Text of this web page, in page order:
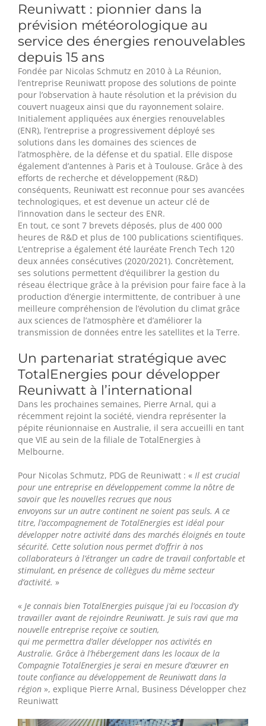
Reuniwatt : pionnier dans la
prévision météorologique au
service des énergies renouvelables
depuis 15 ans
Fondée par Nicolas Schmutz en 2010 à La Réunion,
l’entreprise Reuniwatt propose des solutions de pointe
pour l’observation à haute résolution et la prévision du
couvert nuageux ainsi que du rayonnement solaire.
Initialement appliquées aux énergies renouvelables
(ENR), l’entreprise a progressivement déployé ses
solutions dans les domaines des sciences de
l’atmosphère, de la défense et du spatial. Elle dispose
également d’antennes à Paris et à Toulouse. Grâce à des
efforts de recherche et développement (R&D)
conséquents, Reuniwatt est reconnue pour ses avancées
technologiques, et est devenue un acteur clé de
l’innovation dans le secteur des ENR.
En tout, ce sont 7 brevets déposés, plus de 400 000
heures de R&D et plus de 100 publications scientifiques.
L’entreprise a également été lauréate French Tech 120
deux années consécutives (2020/2021). Concrètement,
ses solutions permettent d’équilibrer la gestion du
réseau électrique grâce à la prévision pour faire face à la
production d’énergie intermittente, de contribuer à une
meilleure compréhension de l’évolution du climat grâce
aux sciences de l’atmosphère et d’améliorer la
transmission de données entre les satellites et la Terre.
Un partenariat stratégique avec
TotalEnergies pour développer
Reuniwatt à l’international
Dans les prochaines semaines, Pierre Arnal, qui a
récemment rejoint la société, viendra représenter la
pépite réunionnaise en Australie, il sera accueilli en tant
que VIE au sein de la filiale de TotalEnergies à
Melbourne.
Pour Nicolas Schmutz, PDG de Reuniwatt : «Il est crucial
pour une entreprise en développement comme la nôtre de
savoir que les nouvelles recrues que nous
envoyons sur un autre continent ne soient pas seuls. A ce
titre, l’accompagnement de TotalEnergies est idéal pour
développer notre activité dans des marchés éloignés en toute
sécurité. Cette solution nous permet d’offrir à nos
collaborateurs à l’étranger un cadre de travail confortable et
stimulant, en présence de collègues du même secteur
d’activité. »
« Je connais bien TotalEnergies puisque j’ai eu l’occasion d’y
travailler avant de rejoindre Reuniwatt. Je suis ravi que ma
nouvelle entreprise reçoive ce soutien,
qui me permettra d’aller développer nos activités en
Australie. Grâce à l’hébergement dans les locaux de la
Compagnie TotalEnergies je serai en mesure d’œuvrer en
toute confiance au développement de Reuniwatt dans la
région», explique Pierre Arnal, Business Développer chez
Reuniwatt